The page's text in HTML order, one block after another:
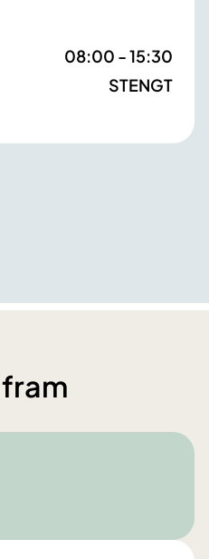
08:00 - 15:30
STENGT